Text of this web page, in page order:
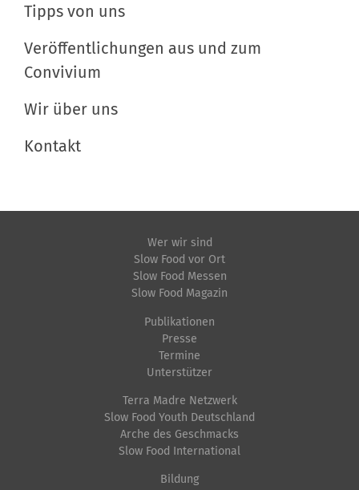
Tipps von uns
Veröffentlichungen aus und zum
Convivium
Wir über uns
Kontakt
Wer wir sind
Slow Food vor Ort
Slow Food Messen
Slow Food Magazin
Publikationen
Presse
Termine
Unterstützer
Terra Madre Netzwerk
Slow Food Youth Deutschland
Arche des Geschmacks
Slow Food International
Bildung